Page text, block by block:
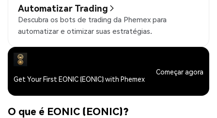
Automatizar Trading
Descubra os bots de trading da Phemex para
automatizar e otimizar suas estratégias.
Get Your First EONIC (EONIC) with Phemex
Começar agora
O que é EONIC (EONIC)?